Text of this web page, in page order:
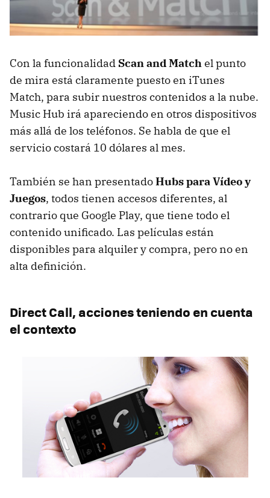
Con la funcionalidad Scan and Matchel punto
de mira está claramente puesto en iTunes
Match, para subir nuestros contenidos a la nube.
Music Hub irá apareciendo en otros dispositivos
más allá de los teléfonos. Se habla de que el
servicio costará 10 dólares al mes.
También se han presentadoHubs para Vídeo y
Juegos, todos tienen accesos diferentes, al
contrario que Google Play, que tiene todo el
contenido unificado. Las películas están
disponibles para alquiler y compra, pero no en
alta definición.
Direct Call, acciones teniendo en cuenta
el contexto